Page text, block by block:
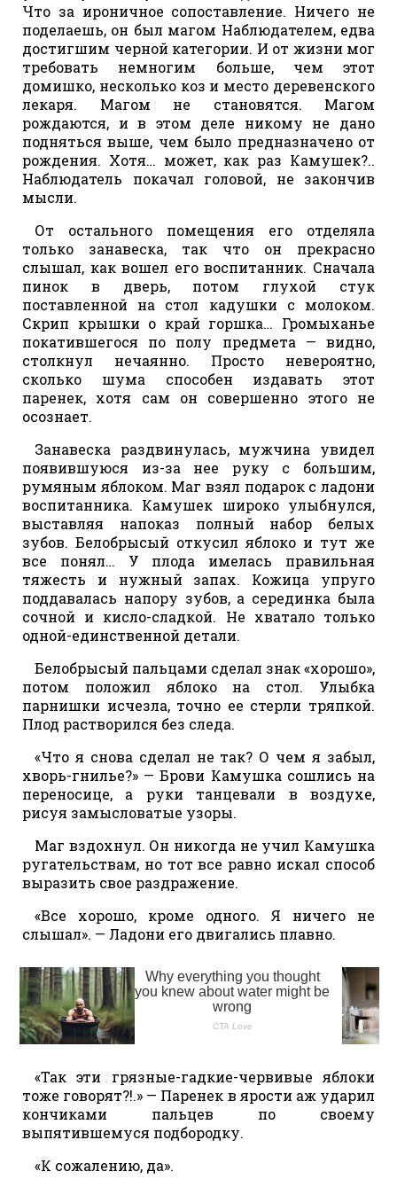
Что за ироничное сопоставление. Ничего не
поделаешь, он был магом Наблюдателем, едва
достигшим черной категории. И от жизни мог
требовать немногим больше, чем этот
домишко, несколько коз и место деревенского
лекаря. Магом не становятся. Магом
рождаются, и в этом деле никому не дано
подняться выше, чем было предназначено от
рождения. Хотя… может, как раз Камушек?..
Наблюдатель покачал головой, не закончив
мысли.
От остального помещения его отделяла
только занавеска, так что он прекрасно
слышал, как вошел его воспитанник. Сначала
пинок в дверь, потом глухой стук
поставленной на стол кадушки с молоком.
Скрип крышки о край горшка… Громыханье
покатившегося по полу предмета — видно,
столкнул нечаянно. Просто невероятно,
сколько шума способен издавать этот
паренек, хотя сам он совершенно этого не
осознает.
Занавеска раздвинулась, мужчина увидел
появившуюся из-за нее руку с большим,
румяным яблоком. Маг взял подарок с ладони
воспитанника. Камушек широко улыбнулся,
выставляя напоказ полный набор белых
зубов. Белобрысый откусил яблоко и тут же
все понял… У плода имелась правильная
тяжесть и нужный запах. Кожица упруго
поддавалась напору зубов, а серединка была
сочной и кисло-сладкой. Не хватало только
одной-единственной детали.
Белобрысый пальцами сделал знак «хорошо»,
потом положил яблоко на стол. Улыбка
парнишки исчезла, точно ее стерли тряпкой.
Плод растворился без следа.
«Что я снова сделал не так? О чем я забыл,
хворь-гнилье?» — Брови Камушка сошлись на
переносице, а руки танцевали в воздухе,
рисуя замысловатые узоры.
Маг вздохнул. Он никогда не учил Камушка
ругательствам, но тот все равно искал способ
выразить свое раздражение.
«Все хорошо, кроме одного. Я ничего не
слышал». — Ладони его двигались плавно.
«Так эти грязные-гадкие-червивые яблоки
тоже говорят?!.» — Паренек в ярости аж ударил
кончиками пальцев по своему
выпятившемуся подбородку.
«К сожалению, да».